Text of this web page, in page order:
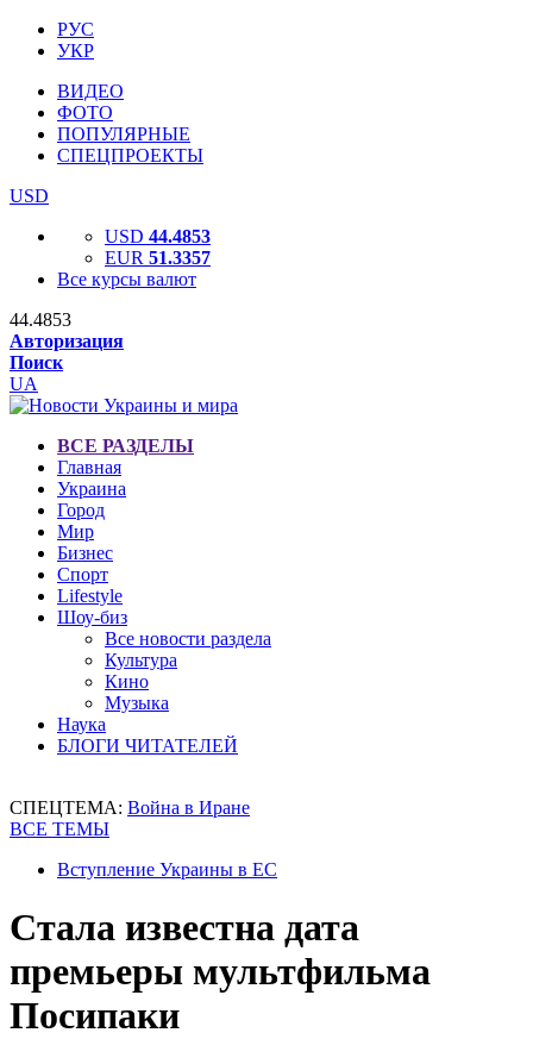
РУС
УКР
ВИДЕО
ФОТО
ПОПУЛЯРНЫЕ
СПЕЦПРОЕКТЫ
USD
USD 44.4853
EUR 51.3357
Все курсы валют
44.4853
Авторизация
Поиск
UA
ВСЕ РАЗДЕЛЫ
Главная
Украина
Город
Мир
Бизнес
Спорт
Lifestyle
Шоу-биз
Все новости раздела
Культура
Кино
Музыка
Наука
БЛОГИ ЧИТАТЕЛЕЙ
СПЕЦТЕМА: Война в Иране
ВСЕ ТЕМЫ
Вступление Украины в ЕС
Стала известна дата
премьеры мультфильма
Посипаки